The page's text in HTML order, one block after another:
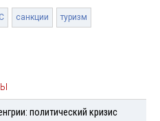
санкции туризм
политический кризис